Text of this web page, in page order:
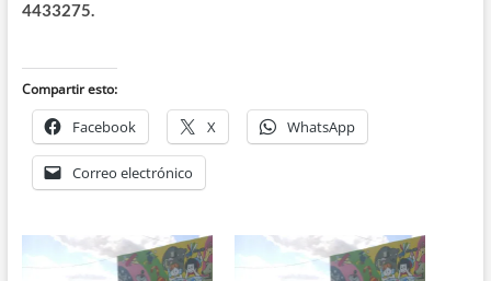
4433275.
Compartir esto:
Facebook X WhatsApp
Correo electrónico